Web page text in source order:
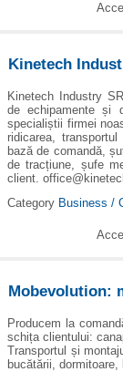
Kinetech
Kinetech Industry
de echipamente și
specialiștii firmei
ridicarea,
bază de comandă,
de tracțiune, șufe
client.
Category Business /
Mobevolution:
Producem la
schița clientului:
Transportul și
bucătării, dormitoare,